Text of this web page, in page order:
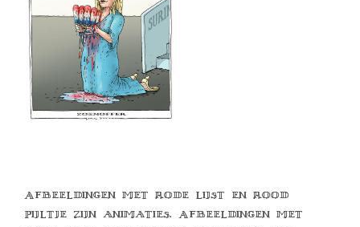
Afbeeldingen met rode lijst en rood
pijltje zijn animaties. Afbeeldingen met